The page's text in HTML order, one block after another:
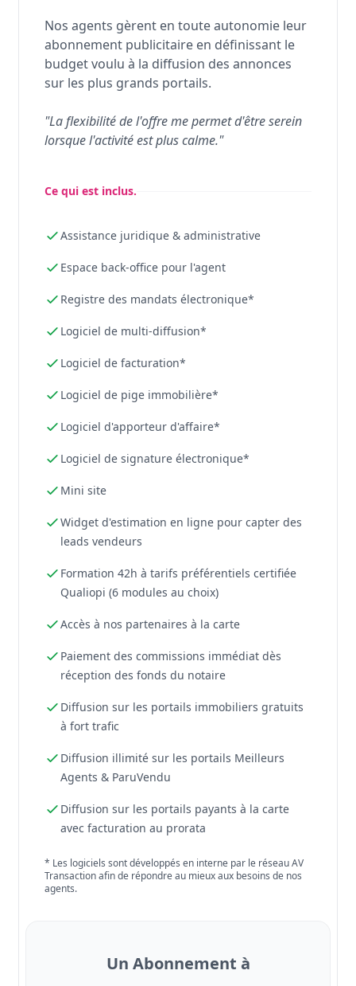
Nos agents gèrent en toute autonomie leur
abonnement publicitaire en définissant le
budget voulu à la diffusion des annonces
sur les plus grands portails.
"La flexibilité de l'offre me permet d'être serein
lorsque l'activité est plus calme."
Ce qui est inclus.
Assistance juridique & administrative
Espace back-office pour l'agent
Registre des mandats électronique*
Logiciel de multi-diffusion*
Logiciel de facturation*
Logiciel de pige immobilière*
Logiciel d'apporteur d'affaire*
Logiciel de signature électronique*
Mini site
Widget d'estimation en ligne pour capter des
leads vendeurs
Formation 42h à tarifs préférentiels certifiée
Qualiopi (6 modules au choix)
Accès à nos partenaires à la carte
Paiement des commissions immédiat dès
réception des fonds du notaire
Diffusion sur les portails immobiliers gratuits
à fort trafic
Diffusion illimité sur les portails Meilleurs
Agents & ParuVendu
Diffusion sur les portails payants à la carte
avec facturation au prorata
* Les logiciels sont développés en interne par le réseau AV
Transaction afin de répondre au mieux aux besoins de nos
agents.
Un Abonnement à